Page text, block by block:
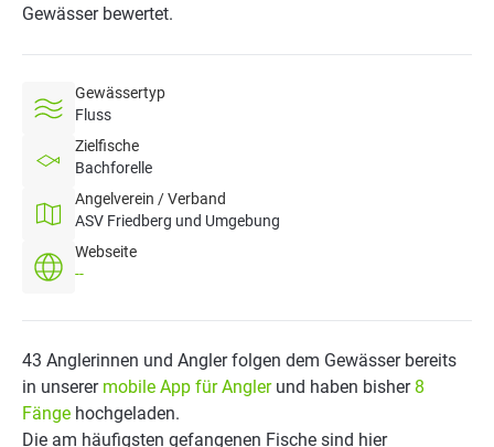
Gewässer bewertet.
Gewässertyp
Fluss
Zielfische
Bachforelle
Angelverein / Verband
ASV Friedberg und Umgebung
Webseite
--
43 Anglerinnen und Angler folgen dem Gewässer bereits
in unserer mobile App für Anglerund haben bisher 8
Fänge hochgeladen.
Die am häufigsten gefangenen Fische sind hier